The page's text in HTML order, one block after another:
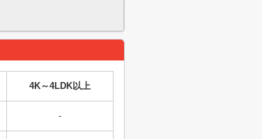
4K～4LDK以上
-